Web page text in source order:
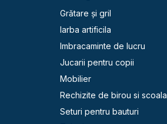
Grătare și gril
Iarba artificila
Imbracaminte de lucru
Jucarii pentru copii
Mobilier
Rechizite de birou si scoala
Seturi pentru bauturi